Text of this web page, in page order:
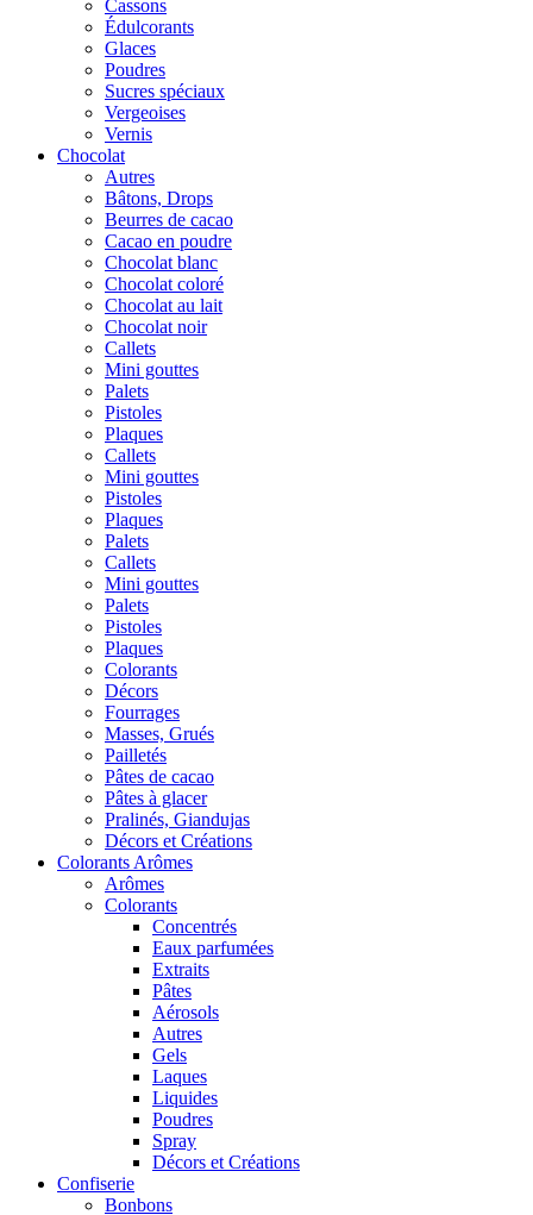
Cassons
Édulcorants
Glaces
Poudres
Sucres spéciaux
Vergeoises
Vernis
Chocolat
Autres
Bâtons, Drops
Beurres de cacao
Cacao en poudre
Chocolat blanc
Chocolat coloré
Chocolat au lait
Chocolat noir
Callets
Mini gouttes
Palets
Pistoles
Plaques
Callets
Mini gouttes
Pistoles
Plaques
Palets
Callets
Mini gouttes
Palets
Pistoles
Plaques
Colorants
Décors
Fourrages
Masses, Grués
Pailletés
Pâtes de cacao
Pâtes à glacer
Pralinés, Giandujas
Décors et Créations
Colorants Arômes
Arômes
Colorants
Concentrés
Eaux parfumées
Extraits
Pâtes
Aérosols
Autres
Gels
Laques
Liquides
Poudres
Spray
Décors et Créations
Confiserie
Bonbons